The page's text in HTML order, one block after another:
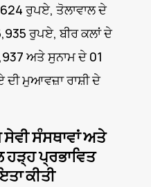
ਰੁਪਏ, ਤੋਲਾਵਾਲ ਦੇ
ਰੁਪਏ, ਬੀਰ ਕਲਾਂ ਦੇ
ਅਤੇ ਸੁਨਾਮ ਦੇ 01
ਦੀ ਮੁਆਵਜ਼ਾ ਰਾਸ਼ੀ ਦੇ
ਸੰਸਥਾਵਾਂ ਅਤੇ
ਪ੍ਰਭਾਵਿਤ
ਕੀਤੀ